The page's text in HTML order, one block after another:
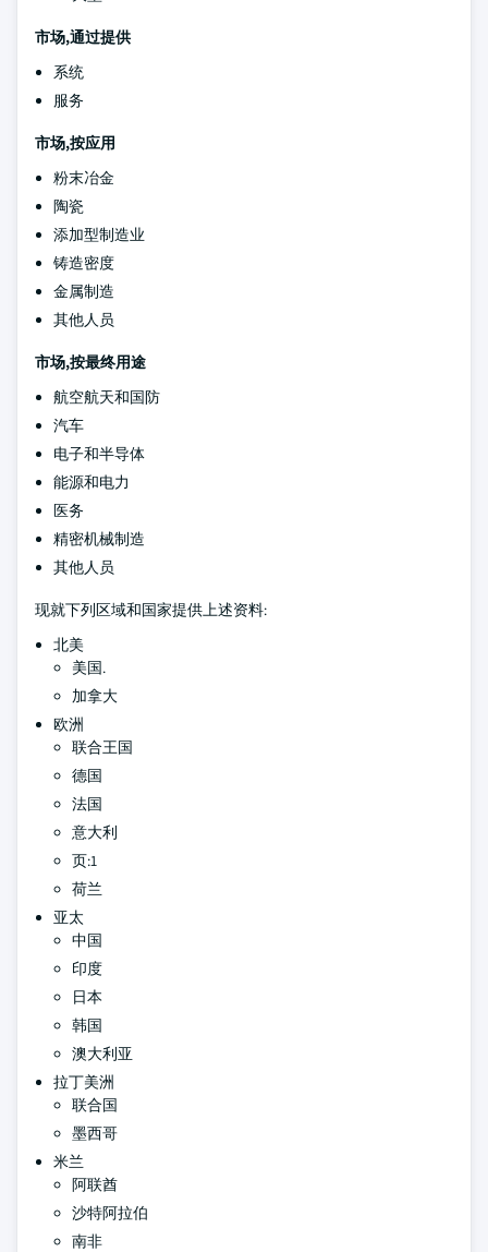
市场,通过提供
系统
服务
市场,按应用
粉末冶金
陶瓷
添加型制造业
铸造密度
金属制造
其他人员
市场,按最终用途
航空航天和国防
汽车
电子和半导体
能源和电力
医务
精密机械制造
其他人员
现就下列区域和国家提供上述资料:
北美
美国.
加拿大
欧洲
联合王国
德国
法国
意大利
页:1
荷兰
亚太
中国
印度
日本
韩国
澳大利亚
拉丁美洲
联合国
墨西哥
米兰
阿联酋
沙特阿拉伯
南非